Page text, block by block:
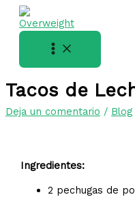
contenido
Tacos de
Deja un comentario / Blog
Ingredientes:
2 pechugas de